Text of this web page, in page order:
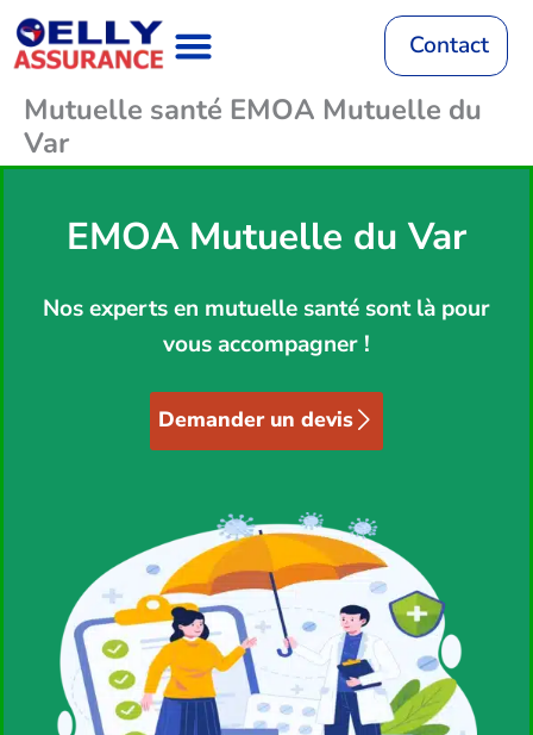
au
contenu
Contact
Mutuelle santé EMOA Mutuelle du
Var
EMOA Mutuelle du Var
Nos experts en mutuelle santé sont là pour
vous accompagner !
Demander un devis